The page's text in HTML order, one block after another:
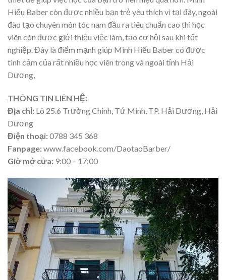
Hiếu Baber còn được nhiều bạn trẻ yêu thích vì tại đây, ngoài
đào tạo chuyên môn tóc nam đầu ra tiêu chuẩn cao thì học
viên còn được giới thiệu việc làm, tạo cơ hội sau khi tốt
nghiệp. Đây là điểm mạnh giúp Minh Hiếu Baber có được
tình cảm của rất nhiều học viên trong và ngoài tỉnh Hải
Dương,
THÔNG TIN LIÊN HỆ:
Địa chỉ: Lô 25.6 Trường Chinh, Tứ Minh, TP. Hải Dương, Hải
Dương
Điện thoại:0788 345 368
Fanpage:www.facebook.com/DaotaoBarber/
Giờ mở cửa: 9:00 – 17:00